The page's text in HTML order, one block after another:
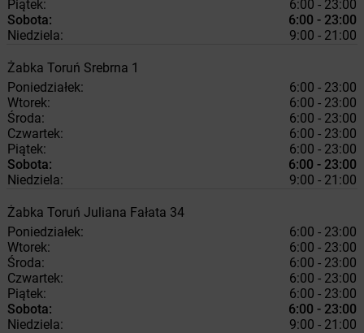
Piątek:
6:00 - 23:00
Sobota:
6:00 - 23:00
Niedziela:
9:00 - 21:00
Żabka Toruń Srebrna 1
Poniedziałek:
6:00 - 23:00
Wtorek:
6:00 - 23:00
Środa:
6:00 - 23:00
Czwartek:
6:00 - 23:00
Piątek:
6:00 - 23:00
Sobota:
6:00 - 23:00
Niedziela:
9:00 - 21:00
Żabka Toruń Juliana Fałata 34
Poniedziałek:
6:00 - 23:00
Wtorek:
6:00 - 23:00
Środa:
6:00 - 23:00
Czwartek:
6:00 - 23:00
Piątek:
6:00 - 23:00
Sobota:
6:00 - 23:00
Niedziela:
9:00 - 21:00